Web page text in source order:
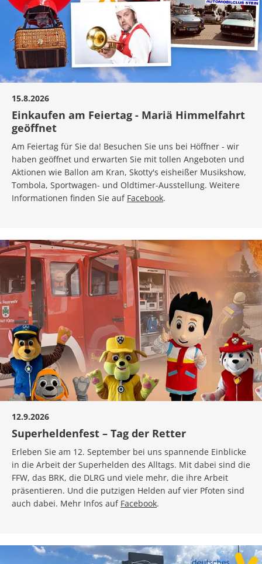
15.8.2026
Einkaufen am Feiertag - Mariä Himmelfahrt
geöffnet
Am Feiertag für Sie da! Besuchen Sie uns bei Höffner - wir
haben geöffnet und erwarten Sie mit tollen Angeboten und
Aktionen wie Ballon am Kran, Skotty's eisheißer Musikshow,
Tombola, Sportwagen- und Oldtimer-Ausstellung. Weitere
Informationen finden Sie auf Facebook.
12.9.2026
Superheldenfest – Tag der Retter
Erleben Sie am 12. September bei uns spannende Einblicke
in die Arbeit der Superhelden des Alltags. Mit dabei sind die
FFW, das BRK, die DLRG und viele mehr, die ihre Arbeit
präsentieren. Und die putzigen Helden auf vier Pfoten sind
auch dabei. Mehr Infos auf Facebook.